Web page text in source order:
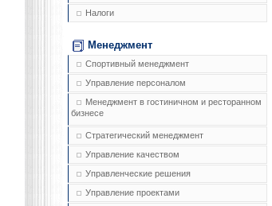
Налоги
Менеджмент
Спортивный менеджмент
Управление персоналом
Менеджмент в гостиничном и ресторанном
бизнесе
Стратегический менеджмент
Управление качеством
Управленческие решения
Управление проектами